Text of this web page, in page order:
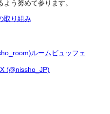
う努めて参ります。
取り組み
ルームビュッフェ
(@nissho_JP)